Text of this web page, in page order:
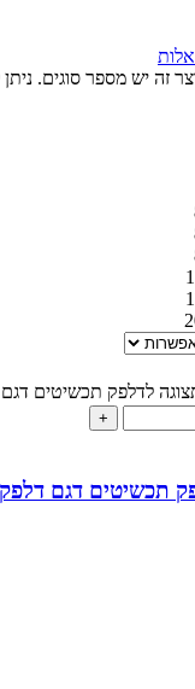
זה יש מספר סוגים.
לדלפק תכשיטים
תכשיטים דגם